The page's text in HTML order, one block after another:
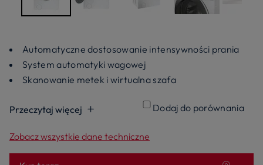
Automatyczne dostosowanie intensywności prania
System automatyki wagowej
Skanowanie metek i wirtualna szafa
Przeczytaj więcej Dodaj do porównania
Zobacz wszystkie dane techniczne